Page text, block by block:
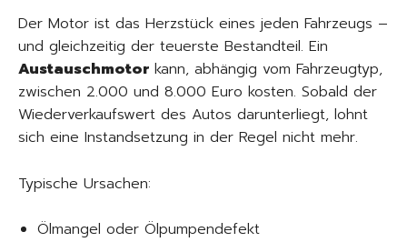
Der Motor ist das Herzstück eines jeden Fahrzeugs –
und gleichzeitig der teuerste Bestandteil. Ein
Austauschmotor kann, abhängig vom Fahrzeugtyp,
zwischen 2.000 und 8.000 Euro kosten. Sobald der
Wiederverkaufswert des Autos darunterliegt, lohnt
sich eine Instandsetzung in der Regel nicht mehr.
Typische Ursachen:
Ölmangel oder Ölpumpendefekt